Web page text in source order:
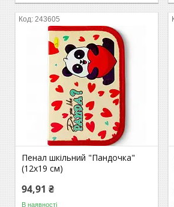
243605
Пенал шкільний "Пандочка"
(12х19 см)
94,91 ₴
В наявності